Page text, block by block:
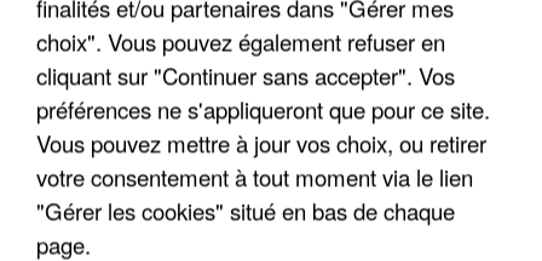
finalités et/ou partenaires dans "Gérer mes
choix". Vous pouvez également refuser en
cliquant sur "Continuer sans accepter". Vos
préférences ne s'appliqueront que pour ce site.
Vous pouvez mettre à jour vos choix, ou retirer
votre consentement à tout moment via le lien
"Gérer les cookies" situé en bas de chaque
page.